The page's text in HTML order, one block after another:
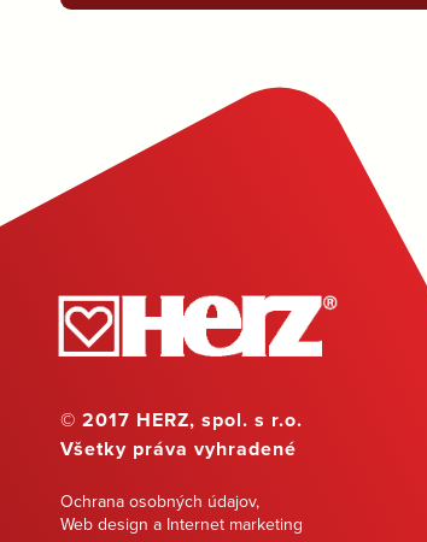
© 2017 HERZ, spol. s r.o.
Všetky práva vyhradené
Ochrana osobných údajov,
Web design a Internet marketing